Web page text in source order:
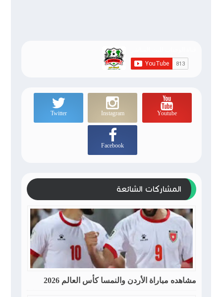
Youtube
Instagram
Twitter
Facebook
المشاركات الشائعة
مشاهده مباراة الأردن والنمسا كأس العالم 2026